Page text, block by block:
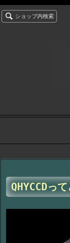
ショップ内検索
QHYCCDっ